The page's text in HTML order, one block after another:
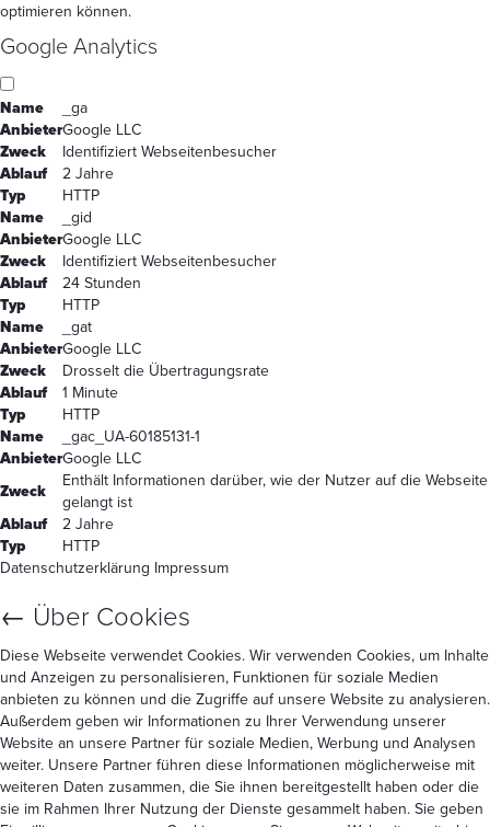
optimieren können.
Google Analytics
Name
_ga
AnbieterGoogle LLC
Zweck
Identifiziert Webseitenbesucher
Ablauf
2 Jahre
Typ
HTTP
Name
_gid
AnbieterGoogle LLC
Zweck
Identifiziert Webseitenbesucher
Ablauf
24 Stunden
Typ
HTTP
Name
_gat
AnbieterGoogle LLC
Zweck
Drosselt die Übertragungsrate
Ablauf
1 Minute
Typ
HTTP
Name
_gac_UA-60185131-1
AnbieterGoogle LLC
Zweck
Enthält Informationen darüber, wie der Nutzer auf die Webseite
gelangt ist
Ablauf
2 Jahre
Typ
HTTP
Datenschutzerklärung Impressum
← Über Cookies
Diese Webseite verwendet Cookies. Wir verwenden Cookies, um Inhalte
und Anzeigen zu personalisieren, Funktionen für soziale Medien
anbieten zu können und die Zugriffe auf unsere Website zu analysieren.
Außerdem geben wir Informationen zu Ihrer Verwendung unserer
Website an unsere Partner für soziale Medien, Werbung und Analysen
weiter. Unsere Partner führen diese Informationen möglicherweise mit
weiteren Daten zusammen, die Sie ihnen bereitgestellt haben oder die
sie im Rahmen Ihrer Nutzung der Dienste gesammelt haben. Sie geben